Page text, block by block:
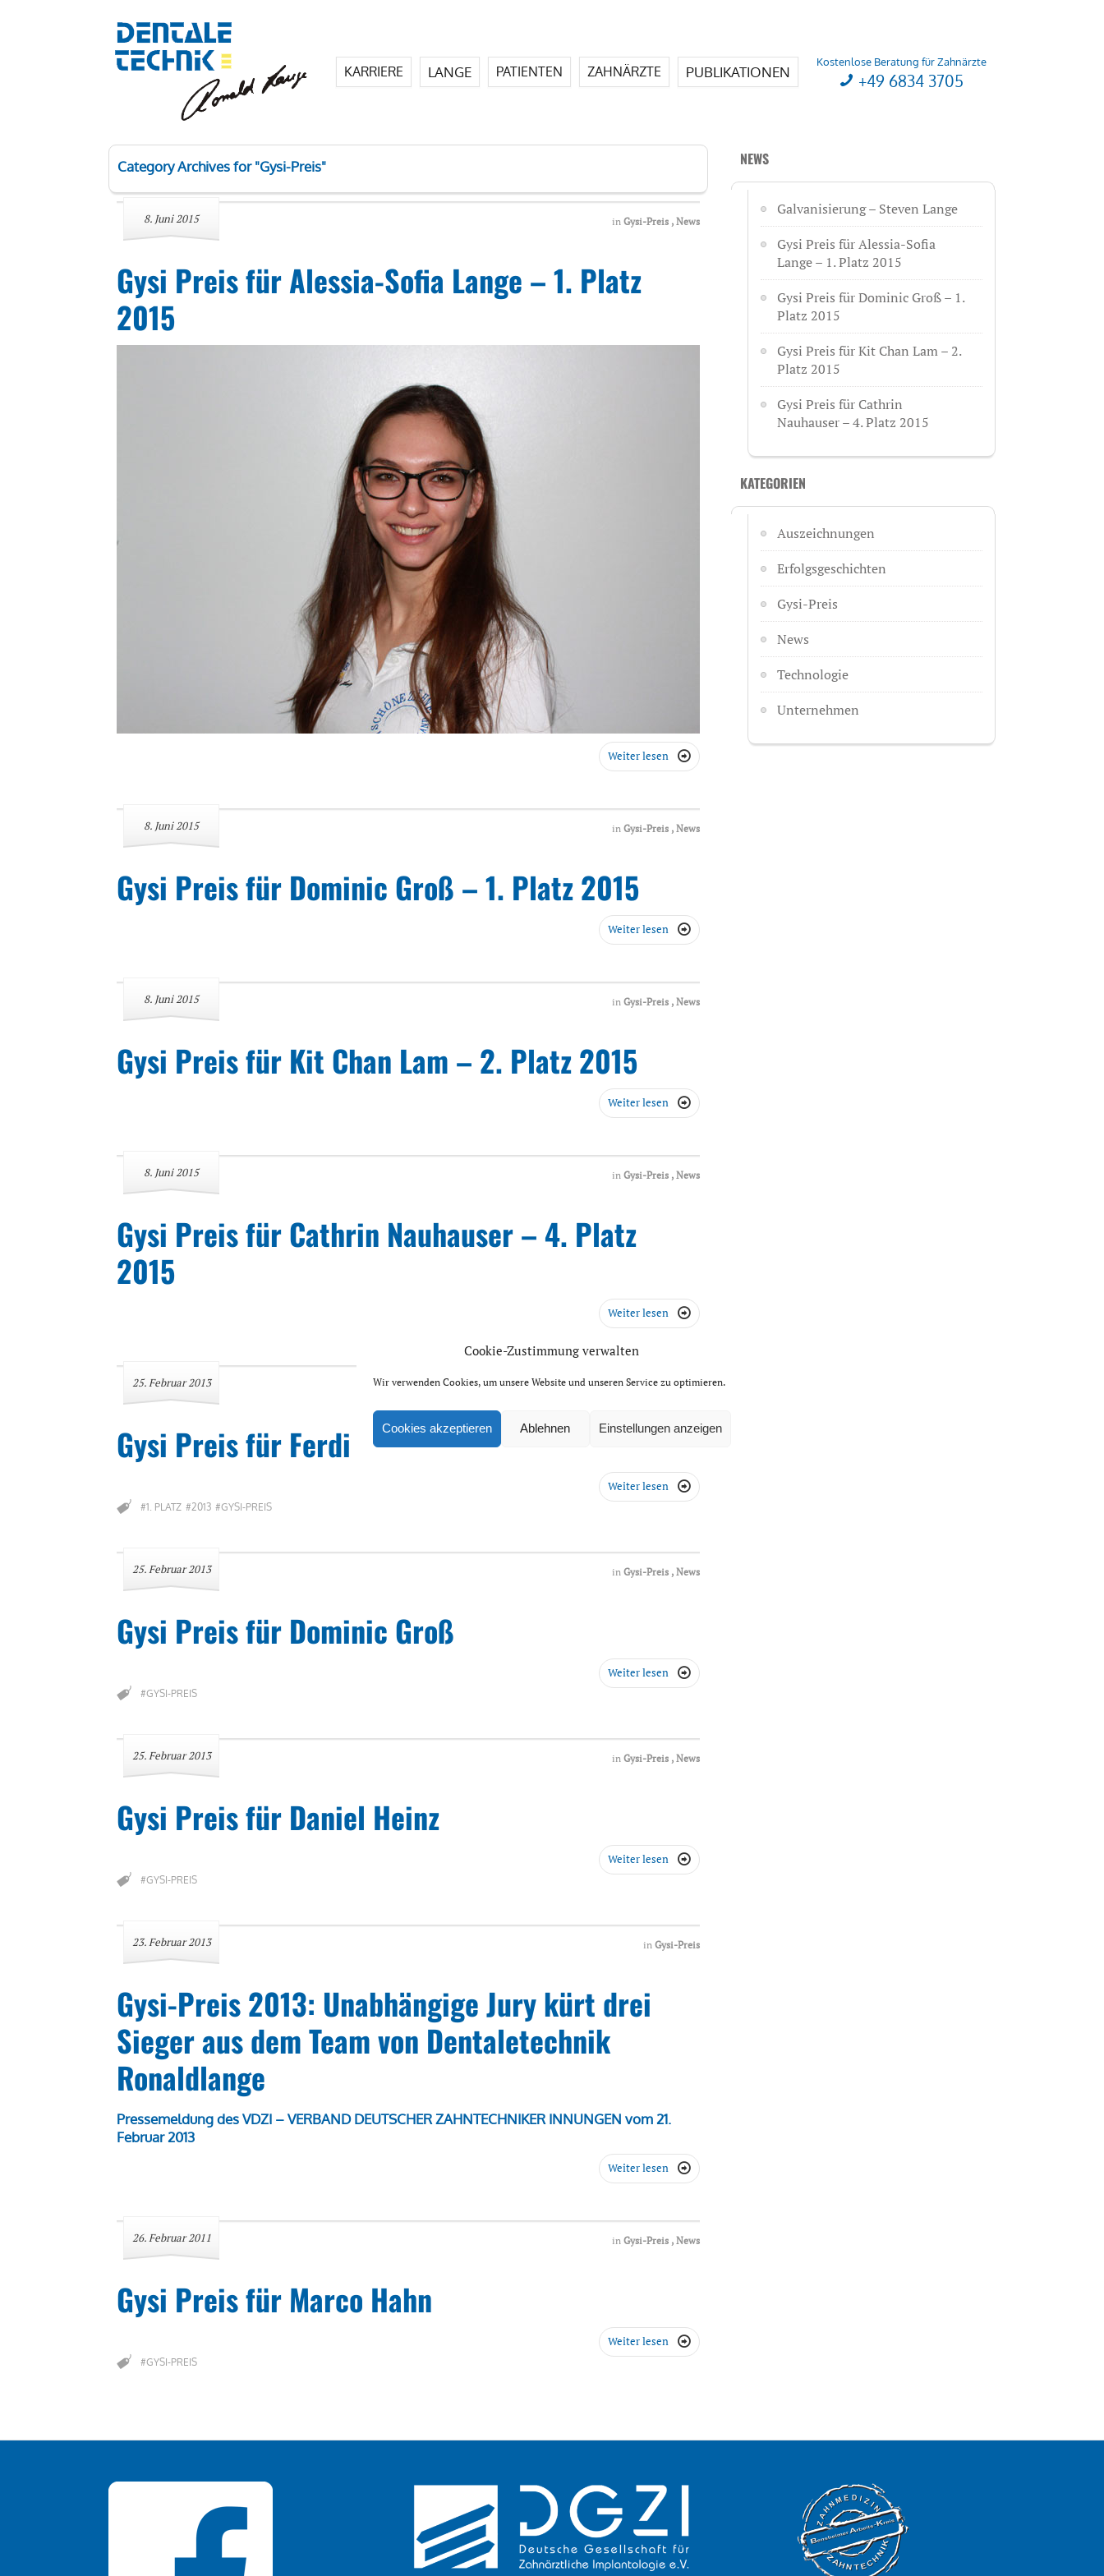
Cookie-Zustimmung verwalten
Wir verwenden Cookies, um unsere Website und unseren Service zu optimieren.
Cookies akzeptieren Ablehnen Einstellungen anzeigen
KARRIERE LANGE PATIENTEN ZAHNÄRZTE PUBLIKATIONEN
Kostenlose Beratung für Zahnärzte
+49 6834 3705
Category Archives for "Gysi-Preis"
8. Juni 2015 in Gysi-Preis , News
Gysi Preis für Alessia-Sofia Lange – 1. Platz
2015
Weiter lesen 
8. Juni 2015 in Gysi-Preis , News
Gysi Preis für Dominic Groß – 1. Platz 2015
Weiter lesen 
8. Juni 2015 in Gysi-Preis , News
Gysi Preis für Kit Chan Lam – 2. Platz 2015
Weiter lesen 
8. Juni 2015 in Gysi-Preis , News
Gysi Preis für Cathrin Nauhauser – 4. Platz
2015
Weiter lesen 
25. Februar 2013 inGysi-Preis ,News
Gysi Preis für Ferdi Kollcaku – 1. Platz 2013
Weiter lesen 
#1. PLATZ #2013 #GYSI-PREIS
25. Februar 2013 in Gysi-Preis , News
Gysi Preis für Dominic Groß
Weiter lesen 
#GYSI-PREIS
25. Februar 2013 in Gysi-Preis , News
Gysi Preis für Daniel Heinz
Weiter lesen 
#GYSI-PREIS
23. Februar 2013 in Gysi-Preis
Gysi-Preis 2013: Unabhängige Jury kürt drei
Sieger aus dem Team von Dentaletechnik
Ronaldlange
Pressemeldung des VDZI – VERBAND DEUTSCHER ZAHNTECHNIKER INNUNGEN vom 21.
Februar 2013
Weiter lesen 
26. Februar 2011 in Gysi-Preis , News
Gysi Preis für Marco Hahn
Weiter lesen 
#GYSI-PREIS
NEWS
Galvanisierung – Steven Lange
Gysi Preis für Alessia-Sofia
Lange – 1. Platz 2015
Gysi Preis für Dominic Groß – 1.
Platz 2015
Gysi Preis für Kit Chan Lam – 2.
Platz 2015
Gysi Preis für Cathrin
Nauhauser – 4. Platz 2015
KATEGORIEN
Auszeichnungen
Erfolgsgeschichten
Gysi-Preis
News
Technologie
Unternehmen